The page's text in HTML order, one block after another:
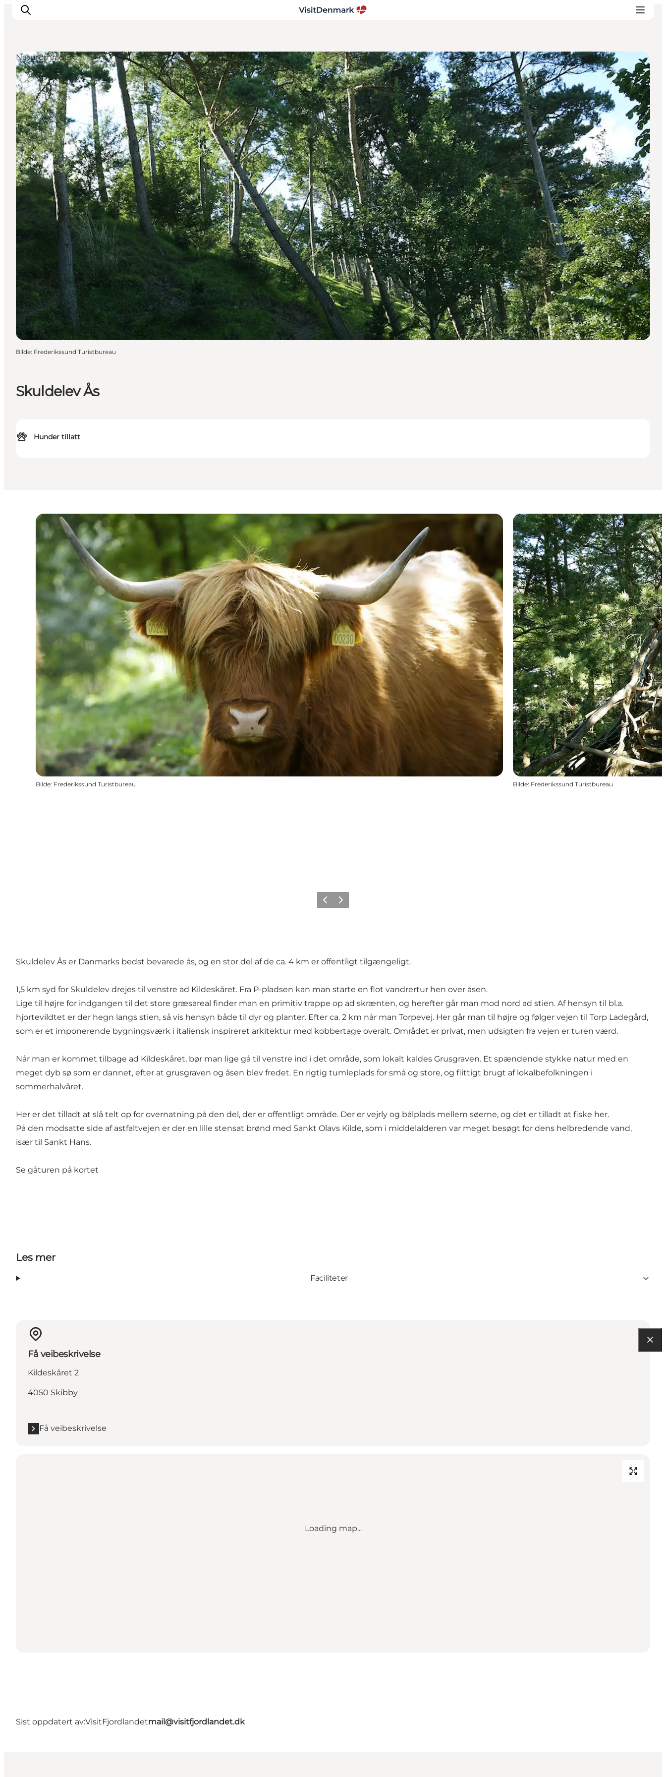
Inspirasjon
Reisemål
Aktiviteter
Overnatting
Planlegg reisen
Skuldelev Ås
Hunder tillatt
Naturområder
Bilde: Frederikssund Turistbureau
Bilde: Frederikssund Turistbureau Bilde: Frederikssund Turistbureau
ForrigeNeste
Skuldelev Ås er Danmarks bedst bevarede ås, og en stor del af de ca. 4 km er offentligt tilgængeligt.
1,5 km syd for Skuldelev drejes til venstre ad Kildeskåret. Fra P-pladsen kan man starte en flot vandrertur hen over åsen.
Lige til højre for indgangen til det store græsareal finder man en primitiv trappe op ad skrænten, og herefter går man mod nord ad stien. Af hensyn til bl.a.
hjortevildtet er der hegn langs stien, så vis hensyn både til dyr og planter. Efter ca. 2 km når man Torpevej. Her går man til højre og følger vejen til Torp Ladegård,
som er et imponerende bygningsværk i italiensk inspireret arkitektur med kobbertage overalt. Området er privat, men udsigten fra vejen er turen værd.
Når man er kommet tilbage ad Kildeskåret, bør man lige gå til venstre ind i det område, som lokalt kaldes Grusgraven. Et spændende stykke natur med en
meget dyb sø som er dannet, efter at grusgraven og åsen blev fredet. En rigtig tumleplads for små og store, og flittigt brugt af lokalbefolkningen i
sommerhalvåret.
Her er det tilladt at slå telt op for overnatning på den del, der er offentligt område. Der er vejrly og bålplads mellem søerne, og det er tilladt at fiske her.
På den modsatte side af astfaltvejen er der en lille stensat brønd med Sankt Olavs Kilde, som i middelalderen var meget besøgt for dens helbredende vand,
især til Sankt Hans.
Se gåturen på kortet
Les mer
Faciliteter
Få veibeskrivelse
Kildeskåret 2
4050 Skibby
Få veibeskrivelse
Loading map...
Sist oppdatert av:VisitFjordlandetmail@visitfjordlandet.dk